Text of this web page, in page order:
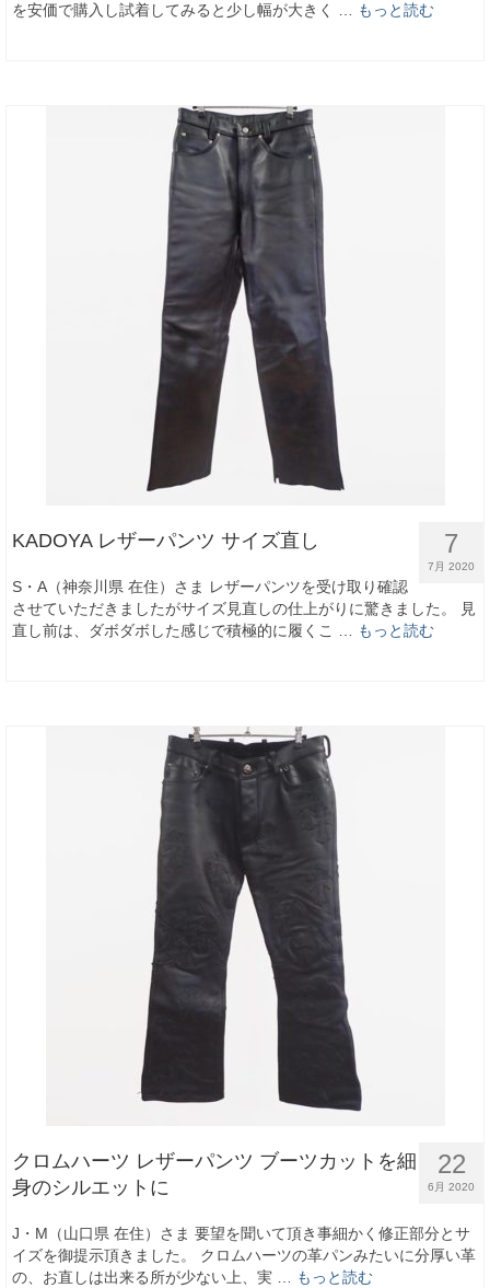
を安価で購入し試着してみると少し幅が大きく …
もっと読む
7
7月 2020
KADOYA レザーパンツ サイズ直し
S・A（神奈川県 在住）さま レザーパンツを受け取り確認
させていただきましたがサイズ見直しの仕上がりに驚きました。 見
直し前は、ダボダボした感じで積極的に履くこ …
もっと読む
22
6月 2020
クロムハーツ レザーパンツ ブーツカットを細
身のシルエットに
J・M（山口県 在住）さま 要望を聞いて頂き事細かく修正部分とサ
イズを御提示頂きました。 クロムハーツの革パンみたいに分厚い革
の、お直しは出来る所が少ない上、実 …
もっと読む